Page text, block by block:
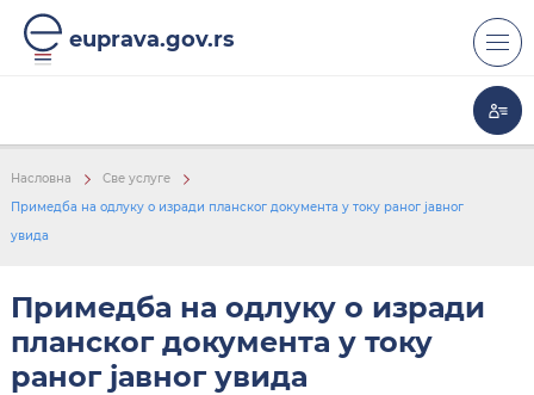
euprava.gov.rs
Насловна
Све услуге
Примедба на одлуку о изради планског документа у току раног јавног
увида
РОК И НАЧИН ДОСТАВЕ
Примедба на одлуку о изради
планског документа у току
раног јавног увида